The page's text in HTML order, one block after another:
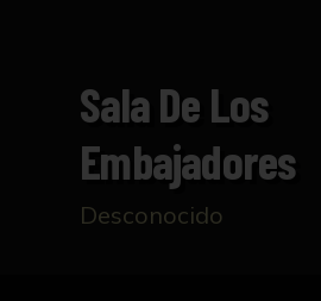
Sala De Los
Embajadores
Desconocido